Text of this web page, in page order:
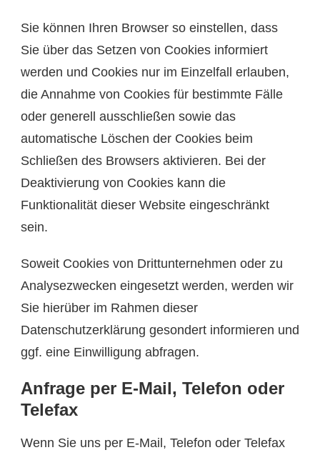
Sie können Ihren Browser so einstellen, dass
Sie über das Setzen von Cookies informiert
werden und Cookies nur im Einzelfall erlauben,
die Annahme von Cookies für bestimmte Fälle
oder generell ausschließen sowie das
automatische Löschen der Cookies beim
Schließen des Browsers aktivieren. Bei der
Deaktivierung von Cookies kann die
Funktionalität dieser Website eingeschränkt
sein.
Soweit Cookies von Drittunternehmen oder zu
Analysezwecken eingesetzt werden, werden wir
Sie hierüber im Rahmen dieser
Datenschutzerklärung gesondert informieren und
ggf. eine Einwilligung abfragen.
Anfrage per E-Mail, Telefon oder
Telefax
Wenn Sie uns per E-Mail, Telefon oder Telefax